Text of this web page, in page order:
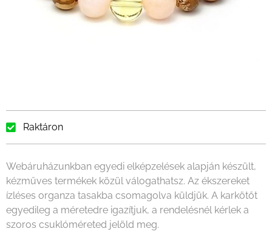
Raktáron
Webáruházunkban egyedi elképzelések alapján készült,
kézműves termékek közül válogathatsz. Az ékszereket
ízléses organza tasakba csomagolva küldjük. A karkötőt
egyedileg a méretedre igazítjuk, a rendelésnél kérlek a
szoros csuklóméreted jelöld meg.